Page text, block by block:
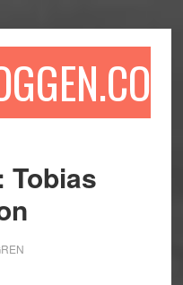
Tobias